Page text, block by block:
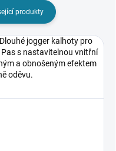
produkty
jogger kalhoty pro
s nastavitelnou vnitřní
a obnošeným efektem
oděvu.